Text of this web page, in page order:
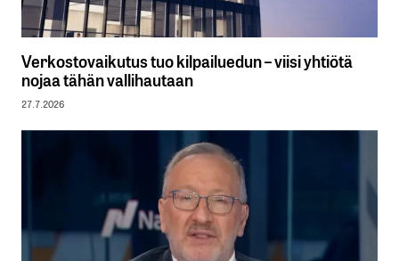
Verkostovaikutus tuo kilpailuedun – viisi yhtiötä
nojaa tähän vallihautaan
27.7.2026